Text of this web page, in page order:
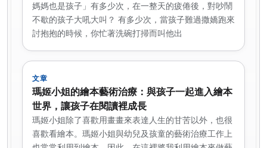
媽媽也是孩子」有多少次，在一整天的疲倦後，對吵鬧
不歇的孩子大吼大叫？ 有多少次，當孩子難過撒嬌跑來
討抱抱的時候，你忙著洗碗打掃而叫他出
文章
瑪姬小姐的繪本藝術治療：與孩子一起進入繪本
世界，讓孩子在閱讀裡成長
瑪姬小姐除了喜歡用畫畫來表達人生的甘苦以外，也很
喜歡看繪本。瑪姬小姐與幼兒及孩童的藝術治療工作上